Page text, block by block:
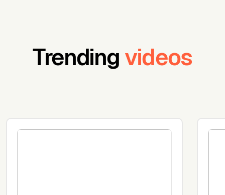
Trending videos